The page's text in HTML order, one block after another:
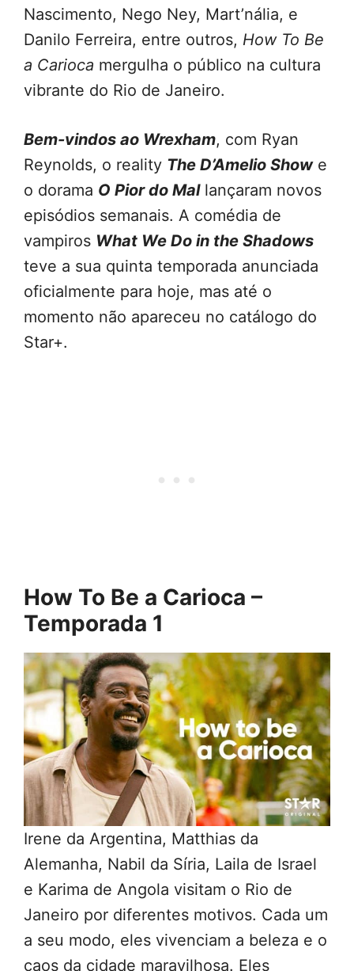
Nascimento, Nego Ney, Mart’nália, e
Danilo Ferreira, entre outros, How To Be
a Carioca mergulha o público na cultura
vibrante do Rio de Janeiro.
Bem-vindos ao Wrexham, com Ryan
Reynolds, o reality The D’Amelio Showe
o dorama O Pior do Mallançaram novos
episódios semanais. A comédia de
vampiros What We Do in the Shadows
teve a sua quinta temporada anunciada
oficialmente para hoje, mas até o
momento não apareceu no catálogo do
Star+.
How To Be a Carioca –
Temporada 1
Irene da Argentina, Matthias da
Alemanha, Nabil da Síria, Laila de Israel
e Karima de Angola visitam o Rio de
Janeiro por diferentes motivos. Cada um
a seu modo, eles vivenciam a beleza e o
caos da cidade maravilhosa. Eles